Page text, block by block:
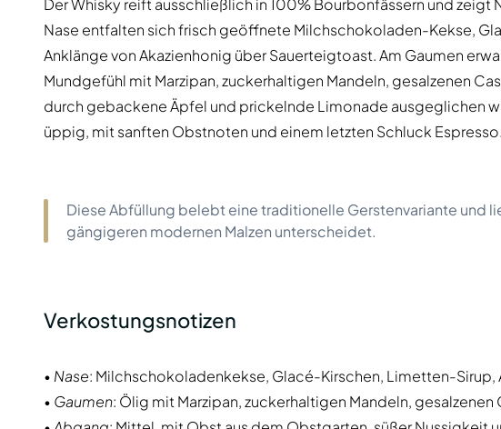
Der Whisky reift ausschließlich in 100% Bourbonfässern und zeigt
Nase entfalten sich frisch geöffnete Milchschokoladen-Kekse,
Anklänge von Akazienhonig über Sauerteigtoast. Am Gaumen
Mundgefühl mit Marzipan, zuckerhaltigen Mandeln, gesalzenen
durch gebackene Äpfel und prickelnde Limonade ausgeglichen
üppig, mit sanften Obstnoten und einem letzten Schluck Espresso.
Diese Abfüllung belebt eine traditionelle Gerstenvariante und
gängigeren modernen Malzen unterscheidet.
Verkostungsnotizen
• Nase: Milchschokoladenkekse, Glacé-Kirschen, Limetten-
• Gaumen: Ölig mit Marzipan, zuckerhaltigen Mandeln,